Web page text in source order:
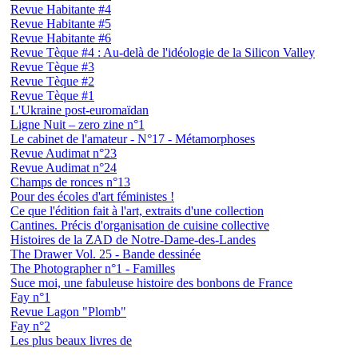
Revue Habitante #4
Revue Habitante #5
Revue Habitante #6
Revue Tèque #4 : Au-delà de l'idéologie de la Silicon Valley
Revue Tèque #3
Revue Tèque #2
Revue Tèque #1
L'Ukraine post-euromaïdan
Ligne Nuit – zero zine n°1
Le cabinet de l'amateur - N°17 - Métamorphoses
Revue Audimat n°23
Revue Audimat n°24
Champs de ronces n°13
Pour des écoles d'art féministes !
Ce que l'édition fait à l'art, extraits d'une collection
Cantines. Précis d'organisation de cuisine collective
Histoires de la ZAD de Notre-Dame-des-Landes
The Drawer Vol. 25 - Bande dessinée
The Photographer n°1 - Familles
Suce moi, une fabuleuse histoire des bonbons de France
Fay n°1
Revue Lagon "Plomb"
Fay n°2
Les plus beaux livres de